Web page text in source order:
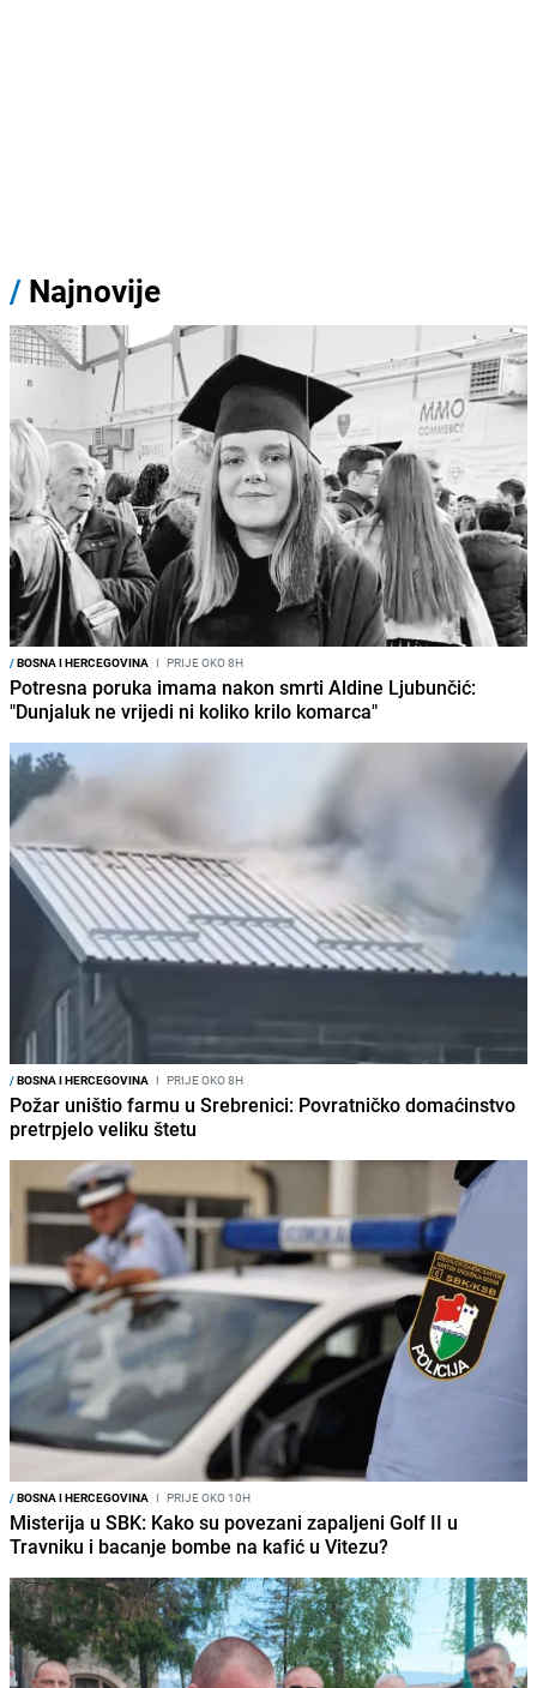
/ Najnovije
/BOSNA I HERCEGOVINA I PRIJE OKO 8H
Potresna poruka imama nakon smrti Aldine Ljubunčić:
"Dunjaluk ne vrijedi ni koliko krilo komarca"
/BOSNA I HERCEGOVINA I PRIJE OKO 8H
Požar uništio farmu u Srebrenici: Povratničko domaćinstvo
pretrpjelo veliku štetu
/BOSNA I HERCEGOVINA I PRIJE OKO 10H
Misterija u SBK: Kako su povezani zapaljeni Golf II u
Travniku i bacanje bombe na kafić u Vitezu?